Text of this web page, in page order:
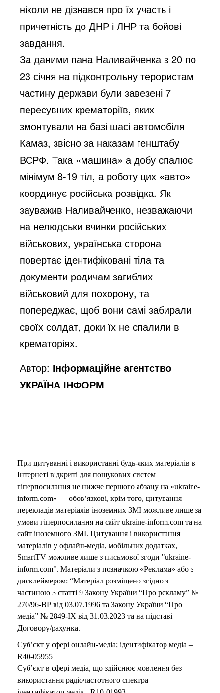
ніколи не дізнався про їх участь і
причетність до ДНР і ЛНР та бойові
завдання.
За даними пана Наливайченка з 20 по
23 січня на підконтрольну терористам
частину держави були завезені 7
пересувних крематоріїв, яких
змонтували на базі шасі автомобіля
Камаз, звісно за наказам генштабу
ВСРФ. Така «машина» а добу спалює
мінімум 8-19 тіл, а роботу цих «авто»
координує російська розвідка. Як
зауважив Наливайченко, незважаючи
на нелюдськи вчинки російських
військових, українська сторона
повертає ідентифіковані тіла та
документи родичам загиблих
військовий для похорону, та
попереджає, щоб вони самі забирали
своїх солдат, доки їх не спалили в
крематоріях.
Автор: Інформаційне агентство
УКРАЇНА ІНФОРМ
При цитуванні і використанні будь-яких матеріалів в
Інтернеті відкриті для пошукових систем
гіперпосилання не нижче першого абзацу на «ukraine-
inform.com» — обов’язкові, крім того, цитування
перекладів матеріалів іноземних ЗМІ можливе лише за
умови гіперпосилання на сайт ukraine-inform.com та на
сайт іноземного ЗМІ. Цитування і використання
матеріалів у офлайн-медіа, мобільних додатках,
SmartTV можливе лише з письмової згоди "ukraine-
inform.com". Матеріали з позначкою «Реклама» або з
дисклеймером: “Матеріал розміщено згідно з
частиною 3 статті 9 Закону України “Про рекламу” №
270/96-ВР від 03.07.1996 та Закону України “Про
медіа” № 2849-IX від 31.03.2023 та на підставі
Договору/рахунка.
Суб’єкт у сфері онлайн-медіа; ідентифікатор медіа –
R40-05955
Суб’єкт в сфері медіа, що здійснює мовлення без
використання радіочастотного спектра –